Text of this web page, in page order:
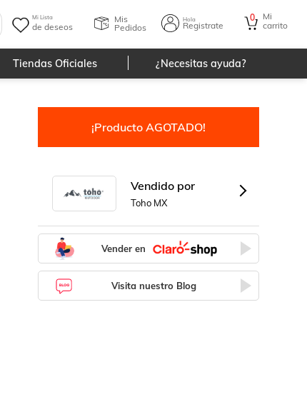
Mi Lista
de deseos
Mis
Pedidos
Hola
Registrate
0
Mi
carrito
Tiendas Oficiales ¿Necesitas ayuda?
¡Producto AGOTADO!
Vendido por
Toho MX
Vender en
Visita nuestro Blog